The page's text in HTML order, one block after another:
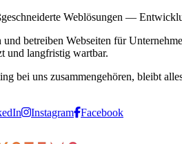
Weblösungen —
betreiben Webseiten für
und langfristig wartbar.
bei uns zusammengehören, bleibt
Instagram Facebook